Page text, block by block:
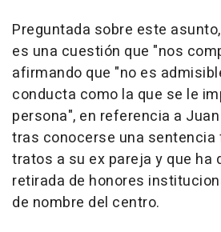
Preguntada sobre este
es una cuestión que "nos
afirmando que "no es
conducta como la que se le
persona", en referencia a
tras conocerse una sentencia
tratos a su ex pareja y que ha
retirada de honores
de nombre del centro.